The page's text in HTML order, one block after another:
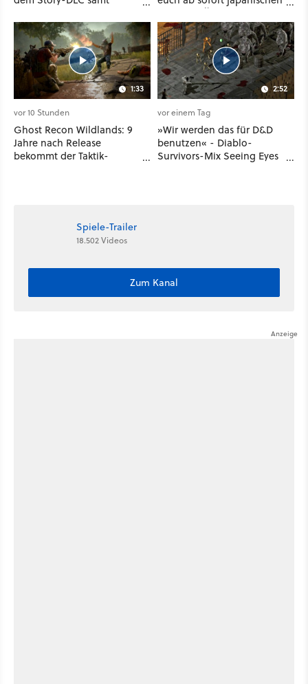
Gegnern
Sengoku-Ära aufmischen -
wahlweise mit Gewalt oder
Diplomatie
1:33
vor 10 Stunden
Ghost Recon Wildlands: 9
Jahre nach Release
bekommt der Taktik-
2:52
vor einem Tag
»Wir werden das für D&D
benutzen« - Diablo-
Survivors-Mix Seeing Eyes
Spiele-Trailer
18.502 Videos
Zum Kanal